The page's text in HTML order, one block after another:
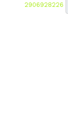
2906928226